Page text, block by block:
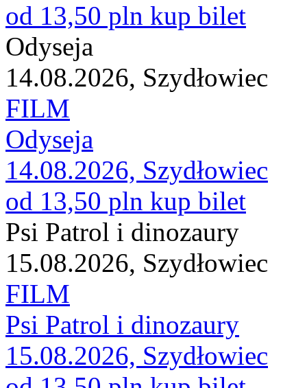
od 13,50 pln kup bilet
Odyseja
14.08.2026, Szydłowiec
FILM
Odyseja
14.08.2026, Szydłowiec
od 13,50 pln kup bilet
Psi Patrol i dinozaury
15.08.2026, Szydłowiec
FILM
Psi Patrol i dinozaury
15.08.2026, Szydłowiec